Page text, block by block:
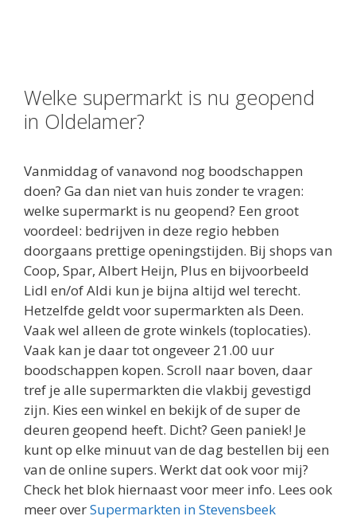
Welke supermarkt is nu geopend
in Oldelamer?
Vanmiddag of vanavond nog boodschappen
doen? Ga dan niet van huis zonder te vragen:
welke supermarkt is nu geopend? Een groot
voordeel: bedrijven in deze regio hebben
doorgaans prettige openingstijden. Bij shops van
Coop, Spar, Albert Heijn, Plus en bijvoorbeeld
Lidl en/of Aldi kun je bijna altijd wel terecht.
Hetzelfde geldt voor supermarkten als Deen.
Vaak wel alleen de grote winkels (toplocaties).
Vaak kan je daar tot ongeveer 21.00 uur
boodschappen kopen. Scroll naar boven, daar
tref je alle supermarkten die vlakbij gevestigd
zijn. Kies een winkel en bekijk of de super de
deuren geopend heeft. Dicht? Geen paniek! Je
kunt op elke minuut van de dag bestellen bij een
van de online supers. Werkt dat ook voor mij?
Check het blok hiernaast voor meer info. Lees ook
meer overSupermarkten in Stevensbeek